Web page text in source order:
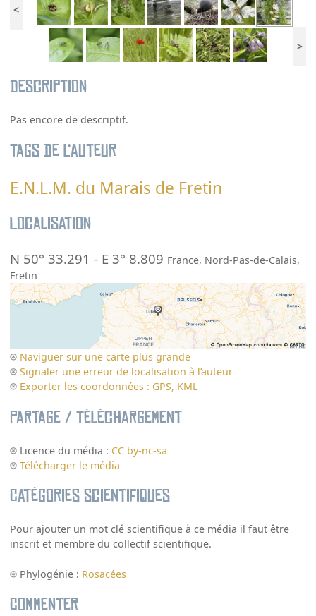
<
>
Description
Pas encore de descriptif.
Tags de l’auteur
E.N.L.M. du Marais de Fretin
Localisation
N 50° 33.291 - E 3° 8.809 France, Nord-Pas-de-Calais,
Fretin
Naviguer sur une carte plus grande
Signaler une erreur de localisation à l’auteur
Exporter les coordonnées : GPS, KML
Partage / Téléchargement
Licence du média : CC by-nc-sa
Télécharger le média
Catégories scientifiques
Pour ajouter un mot clé scientifique à ce média il faut être
inscrit et membre du collectif scientifique.
Phylogénie : Rosacées
Commenter